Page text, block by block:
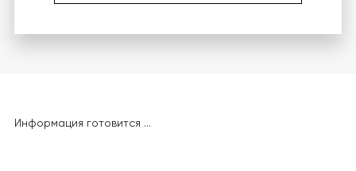
Информация готовится ...